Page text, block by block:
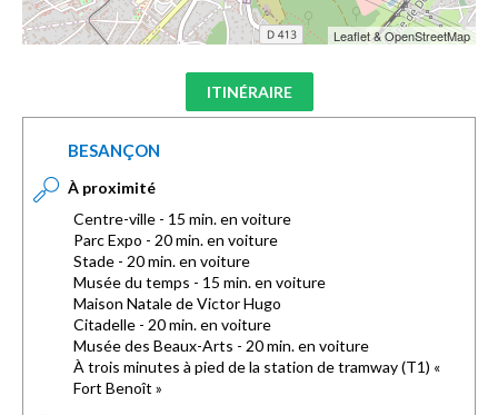
Leaflet & OpenStreetMap
ITINÉRAIRE
BESANÇON
À proximité
Centre-ville - 15 min. en voiture
Parc Expo - 20 min. en voiture
Stade - 20 min. en voiture
Musée du temps - 15 min. en voiture
Maison Natale de Victor Hugo
Citadelle - 20 min. en voiture
Musée des Beaux-Arts - 20 min. en voiture
À trois minutes à pied de la station de tramway (T1) «
Fort Benoît »